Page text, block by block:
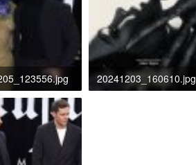
· Đọc: 516
20241203_160610.jpg